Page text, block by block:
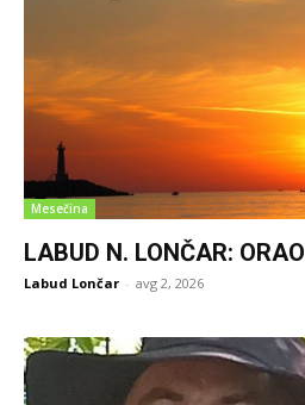
Mesečina
LABUD N. LONČAR: ORAO
Labud Lončar - avg 2, 2026